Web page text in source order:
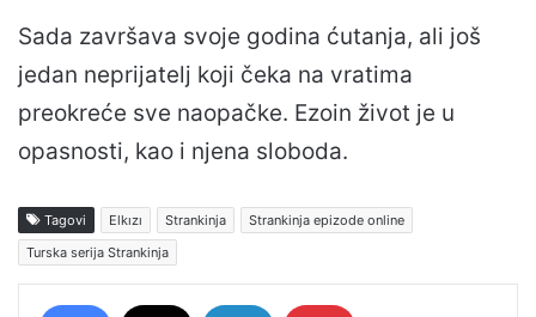
Sada završava svoje godina ćutanja, ali još
jedan neprijatelj koji čeka na vratima
preokreće sve naopačke. Ezoin život je u
opasnosti, kao i njena sloboda.
Tagovi Elkızı Strankinja
Strankinja epizode online
Turska serija Strankinja